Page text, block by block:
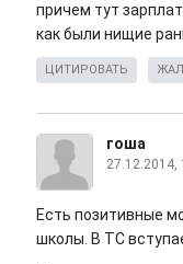
причем тут
как были нищие
ЦИТИРОВАТЬ
гоша
27.12.2014,
Есть позитивные
школы. В ТС